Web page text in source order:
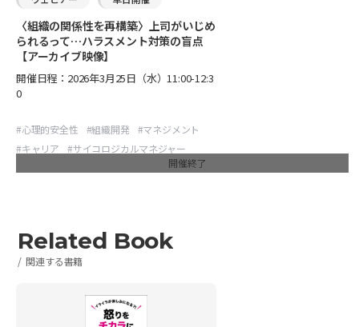
開催終了
〈組織の関係性を再構築〉上司がいじめ
られるって…ハラスメント対策の盲点
【アーカイブ映像】
開催日程： 2026年3月25日（水）11:00-12:3
0
#心理的安全性 #組織開発 #マネジメント
#キャリア #サイコロジカルマネジャー
Related Book
関連する書籍